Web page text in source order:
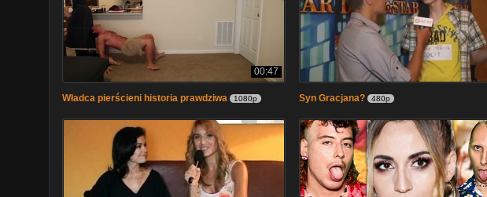
00:47
Władca pierścieni historia prawdziwa 1080p Syn Gracjana? 480p